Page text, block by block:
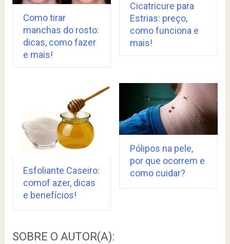
Como tirar
manchas do rosto:
dicas, como fazer
e mais!
Cicatricure para
Estrias: preço,
como funciona e
mais!
Esfoliante Caseiro:
comof azer, dicas
e benefícios!
Pólipos na pele,
por que ocorrem e
como cuidar?
SOBRE O AUTOR(A):